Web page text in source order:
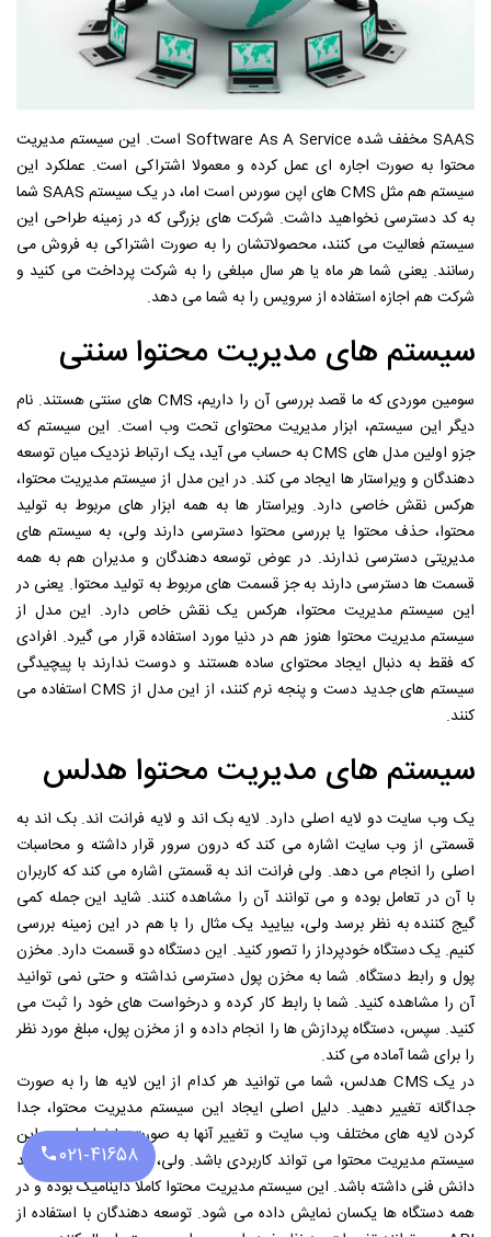
SAAS مخفف شده Software As A Service است. این سیستم مدیریت
محتوا به صورت اجاره ای عمل کرده و معمولا اشتراکی است. عملکرد این
سیستم هم مثل CMS های اپن سورس است اما، در یک سیستم SAAS شما
به کد دسترسی نخواهید داشت. شرکت های بزرگی که در زمینه طراحی این
سیستم فعالیت می کنند، محصولاتشان را به صورت اشتراکی به فروش می
رسانند. یعنی شما هر ماه یا هر سال مبلغی را به شرکت پرداخت می کنید و
شرکت هم اجازه استفاده از سرویس را به شما می دهد.
سیستم های مدیریت محتوا سنتی
سومین موردی که ما قصد بررسی آن را داریم، CMS های سنتی هستند. نام
دیگر این سیستم، ابزار مدیریت محتوای تحت وب است. این سیستم که
جزو اولین مدل های CMS به حساب می آید، یک ارتباط نزدیک میان توسعه
دهندگان و ویراستار ها ایجاد می کند. در این مدل از سیستم مدیریت محتوا،
هرکس نقش خاصی دارد. ویراستار ها به همه ابزار های مربوط به تولید
محتوا، حذف محتوا یا بررسی محتوا دسترسی دارند ولی، به سیستم های
مدیریتی دسترسی ندارند. در عوض توسعه دهندگان و مدیران هم به همه
قسمت ها دسترسی دارند به جز قسمت های مربوط به تولید محتوا. یعنی در
این سیستم مدیریت محتوا، هرکس یک نقش خاص دارد. این مدل از
سیستم مدیریت محتوا هنوز هم در دنیا مورد استفاده قرار می گیرد. افرادی
که فقط به دنبال ایجاد محتوای ساده هستند و دوست ندارند با پیچیدگی
سیستم های جدید دست و پنجه نرم کنند، از این مدل از CMS استفاده می
کنند.
سیستم های مدیریت محتوا هدلس
یک وب سایت دو لایه اصلی دارد. لایه بک اند و لایه فرانت اند. بک اند به
قسمتی از وب سایت اشاره می کند که درون سرور قرار داشته و محاسبات
اصلی را انجام می دهد. ولی فرانت اند به قسمتی اشاره می کند که کاربران
با آن در تعامل بوده و می توانند آن را مشاهده کنند. شاید این جمله کمی
گیج کننده به نظر برسد ولی، بیایید یک مثال را با هم در این زمینه بررسی
کنیم. یک دستگاه خودپرداز را تصور کنید. این دستگاه دو قسمت دارد. مخزن
پول و رابط دستگاه. شما به مخزن پول دسترسی نداشته و حتی نمی توانید
آن را مشاهده کنید. شما با رابط کار کرده و درخواست های خود را ثبت می
کنید. سپس، دستگاه پردازش ها را انجام داده و از مخزن پول، مبلغ مورد نظر
را برای شما آماده می کند.
در یک CMS هدلس، شما می توانید هر کدام از این لایه ها را به صورت
جداگانه تغییر دهید. دلیل اصلی ایجاد این سیستم مدیریت محتوا، جدا
کردن لایه های مختلف وب سایت و تغییر آنها به صورت دلخواه است. این
سیستم مدیریت محتوا می تواند کاربردی باشد. ولی، برای کار با آن شما باید
دانش فنی داشته باشد. این سیستم مدیریت محتوا کاملا داینامیک بوده و در
همه دستگاه ها یکسان نمایش داده می شود. توسعه دهندگان با استفاده از
آدرس: عباس آباد،بخارست خیابان دوم،پلاک ۸ واحد ۱۰
طراحی سایت
سایت ساز
طراحی سایت اختصاصی
طراحی سایت فروشگاهی
طراحی سایت فروشگاهی ارزان
پنل اس ام اس
بازار آنلاین قلاب
بهینه سازی سایت
امکانات سایت ها
قالب سایت پیش ساخته
مقالات
واریز وجه آنلاین
قوانین مقررات
۰۲۱-۴۱۶۵۸